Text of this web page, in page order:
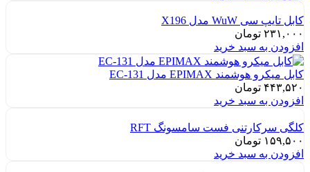
کابل تایپ سی WuW مدل X196
۲۳۱,۰۰۰ تومان
افزودن به سبد خرید
کابل میکرو هوشمند EPIMAX مدل EC-131
۴۴۳,۵۲۰ تومان
افزودن به سبد خرید
کلگی سرکارتنی فست سامسونگ RFT
۱۵۹,۵۰۰ تومان
افزودن به سبد خرید